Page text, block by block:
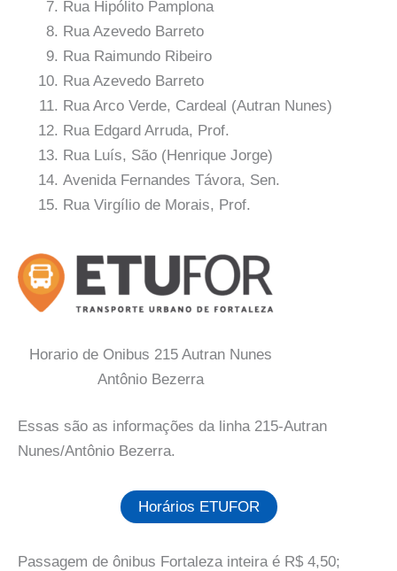
Rua Hipólito Pamplona
Rua Azevedo Barreto
Rua Raimundo Ribeiro
Rua Azevedo Barreto
Rua Arco Verde, Cardeal (Autran Nunes)
Rua Edgard Arruda, Prof.
Rua Luís, São (Henrique Jorge)
Avenida Fernandes Távora, Sen.
Rua Virgílio de Morais, Prof.
Horario de Onibus 215 Autran Nunes
Antônio Bezerra
Essas são as informações da linha 215-Autran
Nunes/Antônio Bezerra.
Horários ETUFOR
Passagem de ônibus Fortaleza inteira é R$ 4,50;